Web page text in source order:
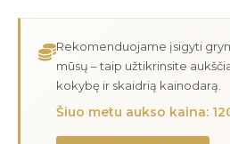
Rekomenduojame įsigyti
mūsų – taip užtikrinsite
kokybę ir skaidrią kainodarą.
Šiuo metu aukso kaina: